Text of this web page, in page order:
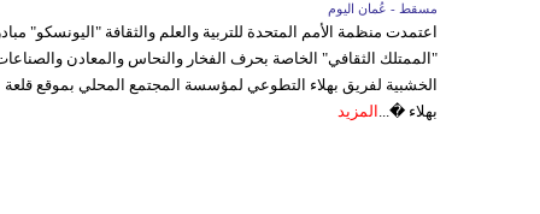
مسقط - عُمان اليوم
اعتمدت منظمة الأمم المتحدة للتربية والعلم والثقافة "اليونسكو"
"الممتلك الثقافي" الخاصة بحرف الفخار والنحاس والمعادن
الخشبية لفريق بهلاء التطوعي لمؤسسة المجتمع المحلي بموقع قلعة
بهلاء �... المزيد